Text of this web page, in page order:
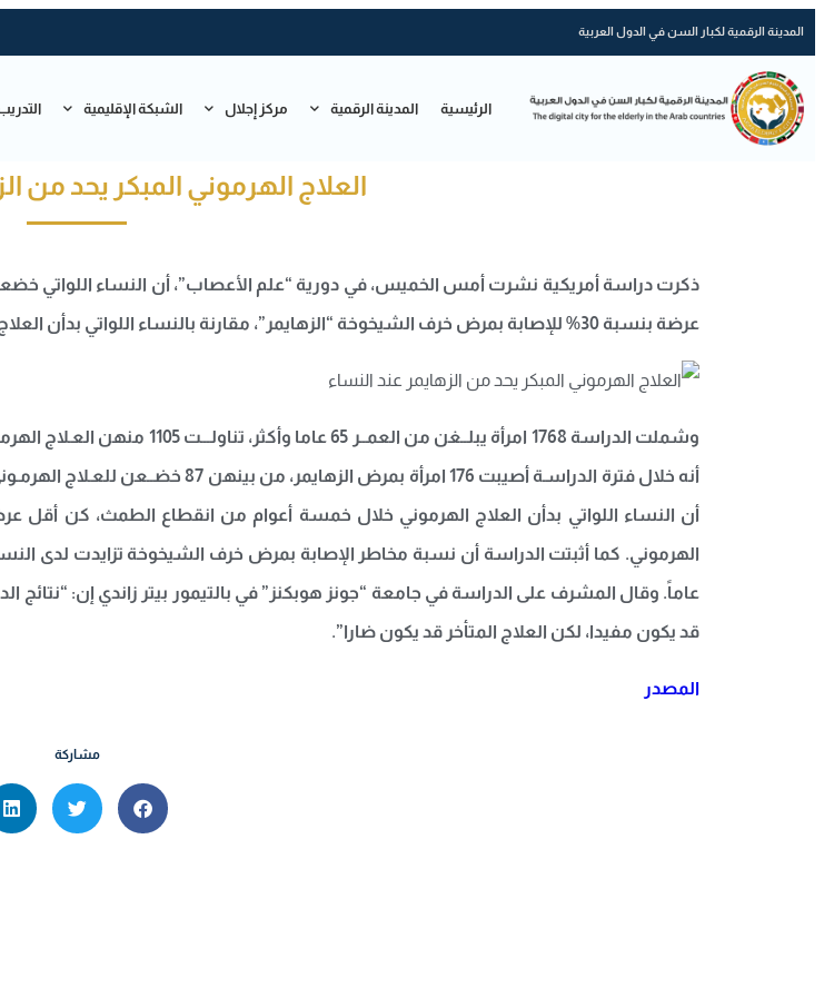
المدينة الرقمية لكبار السن في الدول العربية
الرئيسية المدينة الرقمية مركز إجلال الشبكة الإقليمية
العلاج الهرموني المبكر يحد من
ذكرت دراسة أمريكية نشرت أمس الخميس، في دورية “علم الأعصاب”، أن النساء اللواتي
عرضة بنسبة 30% للإصابة بمرض خرف الشيخوخة “الزهايمر”، مقارنة بالنساء اللواتي بدأن العلاج بعد مرور خمسة أعوام.
وشملت الدراسة 1768 امرأة
عاماً. وقال المشرف على الدراسة في جامعة “جونز هوبكنز” في بالتيمور بيتر زاندي إن: “نتائج
قد يكون مفيدا، لكن العلاج المتأخر قد يكون ضارا”.
المصدر
مشاركة